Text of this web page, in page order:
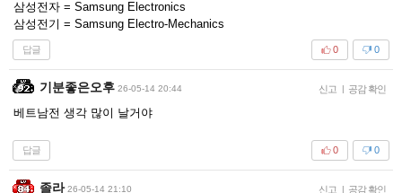
삼성전자 = Samsung Electronics
삼성전기 = Samsung Electro-Mechanics
답글 0
0
기분좋은오후 26-05-14 20:44 신고 | 공감 확인
베트남전 생각 많이 날거야
답글 0
0
졸라 26-05-14 21:10 신고 | 공감 확인